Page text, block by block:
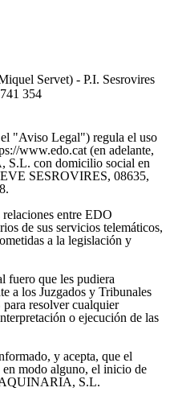
Servet) - P.I. Sesrovires
354
"Aviso Legal") regula el uso
www.edo.cat (en adelante,
con domicilio social en
SESROVIRES, 08635,
entre EDO
de sus servicios telemáticos,
a la legislación y
fuero que les pudiera
a los Juzgados y Tribunales
resolver cualquier
o ejecución de las
y acepta, que el
en modo alguno, el inicio de
S.L.